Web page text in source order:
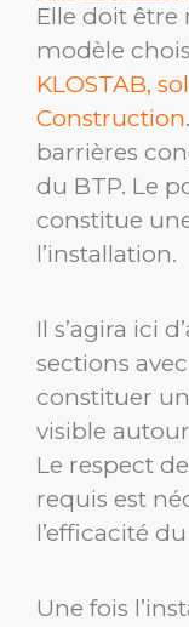
Elle doit être
modèle
KLOSTAB,
Construction
barrières
du BTP. Le
constitue
l’installation.
Il s’agira ici
sections
constituer
visible
Le respect
requis est
l’efficacité
Une fois